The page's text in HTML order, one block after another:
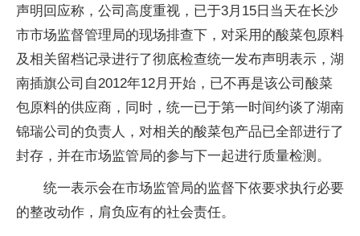
声明回应称，公司高度重视，已于3月15日当天在长沙
市市场监督管理局的现场排查下，对采用的酸菜包原料
及相关留档记录进行了彻底检查统一发布声明表示，湖
南插旗公司自2012年12月开始，已不再是该公司酸菜
包原料的供应商，同时，统一已于第一时间约谈了湖南
锦瑞公司的负责人，对相关的酸菜包产品已全部进行了
封存，并在市场监管局的参与下一起进行质量检测。
统一表示会在市场监管局的监督下依要求执行必要
的整改动作，肩负应有的社会责任。